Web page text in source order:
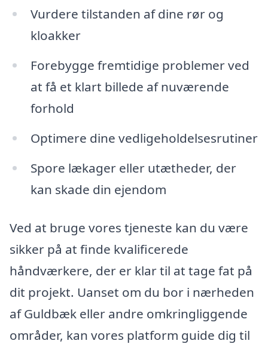
Vurdere tilstanden af dine rør og
kloakker
Forebygge fremtidige problemer ved
at få et klart billede af nuværende
forhold
Optimere dine vedligeholdelsesrutiner
Spore lækager eller utætheder, der
kan skade din ejendom
Ved at bruge vores tjeneste kan du være
sikker på at finde kvalificerede
håndværkere, der er klar til at tage fat på
dit projekt. Uanset om du bor i nærheden
af Guldbæk eller andre omkringliggende
områder, kan vores platform guide dig til